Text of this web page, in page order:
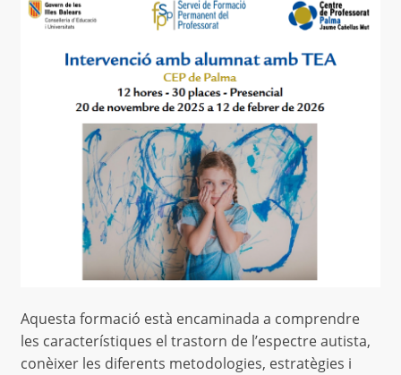
Aquesta formació està encaminada a comprendre
les característiques el trastorn de l’espectre autista,
conèixer les diferents metodologies, estratègies i